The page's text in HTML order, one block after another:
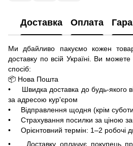
Доставка Оплата
Ми дбайливо пакуємо кожен
доставку по всій Україні. Ви
спосіб:
📦 Нова Пошта
• Швидка доставка до будь-якого
за адресою кур'єром
• Відправлення щодня (крім суботи
• Страхування посилки за ціною
• Орієнтовний термін: 1–2 робочі
• Доставку оплачує покупець